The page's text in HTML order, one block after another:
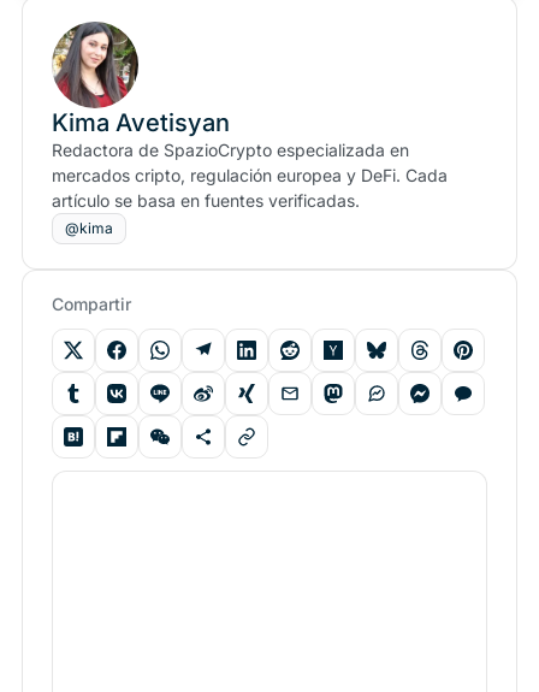
Kima Avetisyan
Redactora de SpazioCrypto especializada en
mercados cripto, regulación europea y DeFi. Cada
artículo se basa en fuentes verificadas.
@kima
Compartir